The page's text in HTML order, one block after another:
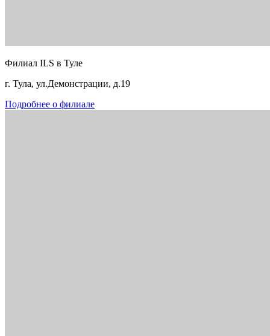
Филиал ILS в Туле
г. Тула, ул.Демонстрации, д.19
Подробнее о филиале